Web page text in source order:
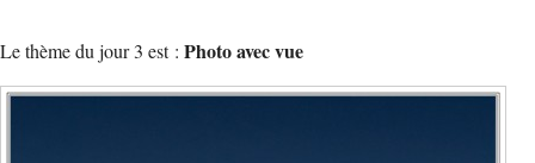
Le thème du jour 3 est : Photo avec vue